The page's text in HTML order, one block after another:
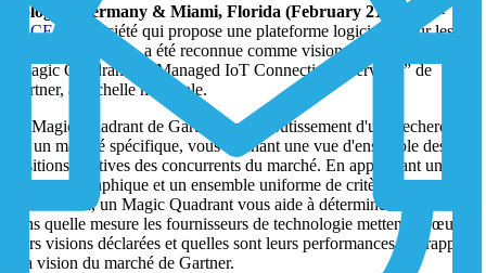
Cologne, Germany & Miami, Florida (February 21, 2024)
–
1NCE, une société qui propose une plateforme logicielle pour les
produits connectés, a été reconnue comme visionnaire dans le
“Magic Quadrant for Managed IoT Connectivity Services” de
Gartner, à l'échelle mondiale.
Le Magic Quadrant de Gartner est l'aboutissement d'une recherche
sur un marché spécifique, vous donnant une vue d'ensemble des
positions relatives des concurrents du marché. En appliquant un
traitement graphique et un ensemble uniforme de critères
d'évaluation, un Magic Quadrant vous aide à déterminer rapidement
dans quelle mesure les fournisseurs de technologie mettent en œuvre
leurs visions déclarées et quelles sont leurs performances par rapport
à la vision du marché de Gartner.